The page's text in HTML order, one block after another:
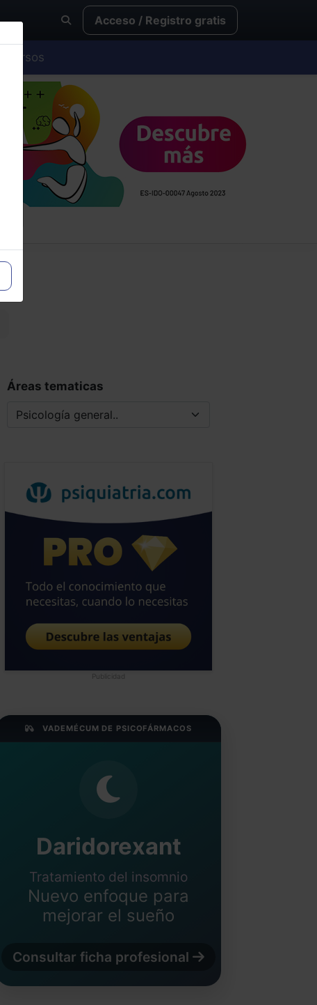
Acceso / Registro gratis
Cursos
Áreas tematicas
Publicidad
VADEMÉCUM DE PSICOFÁRMACOS
Daridorexant
Tratamiento del insomnio
Nuevo enfoque para
mejorar el sueño
Consultar ficha profesional